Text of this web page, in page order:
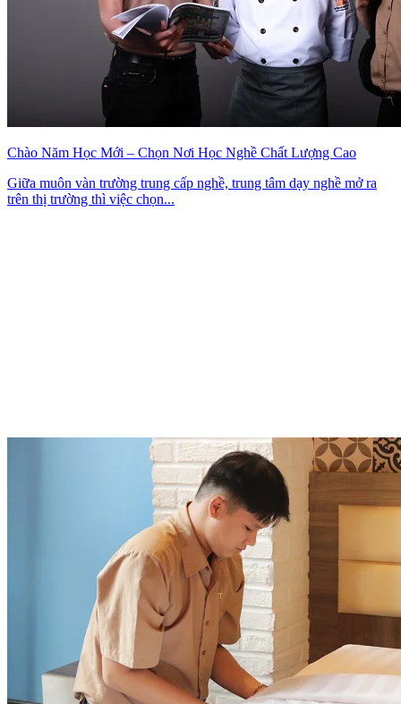
Chào Năm Học Mới – Chọn Nơi Học Nghề Chất Lượng Cao
Giữa muôn vàn trường trung cấp nghề, trung tâm dạy nghề mở ra
trên thị trường thì việc chọn...